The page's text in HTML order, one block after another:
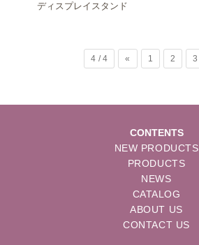
ディスプレイスタンド
4 / 4 « 1 2 3
CONTENTS
NEW PRODUCTS
PRODUCTS
NEWS
CATALOG
ABOUT US
CONTACT US